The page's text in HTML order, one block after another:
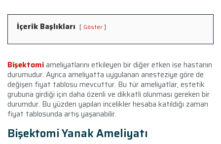
İçerik Başlıkları Göster
Bişektomiameliyatlarını etkileyen bir diğer etken ise hastanın
durumudur. Ayrıca ameliyatta uygulanan anesteziye göre de
değişen fiyat tablosu mevcuttur. Bu tür ameliyatlar, estetik
grubuna girdiği için daha özenli ve dikkatli olunması gereken bir
durumdur. Bu yüzden yapılan incelikler hesaba katıldığı zaman
fiyat tablosunda artış yaşanabilir.
Bişektomi Yanak Ameliyatı